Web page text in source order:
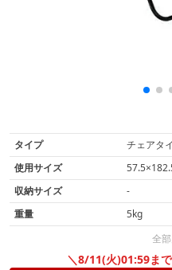
タイプ
チェアタ
使用サイズ
収納サイズ
-
重量
5kg
全
＼8/11(火)01:59ま